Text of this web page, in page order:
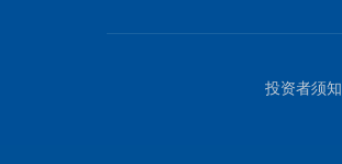
投资者须知